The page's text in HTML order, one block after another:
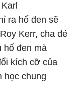
ra hố đen sẽ
Kerr, cha đẻ
hố đen mà
kích cỡ của
học chung